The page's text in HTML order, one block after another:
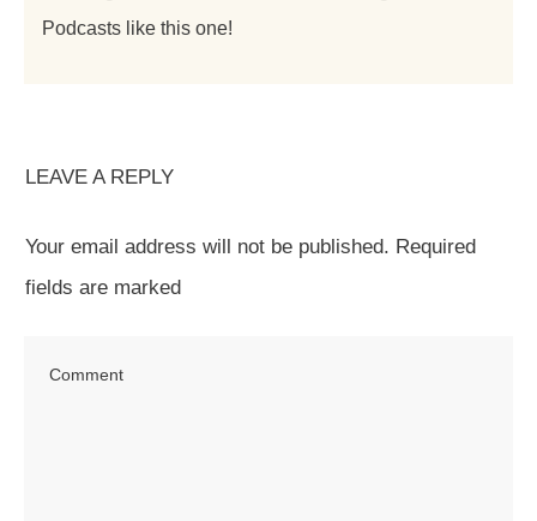
Podcasts like this one!
LEAVE A REPLY
Your email address will not be published. Required
fields are marked